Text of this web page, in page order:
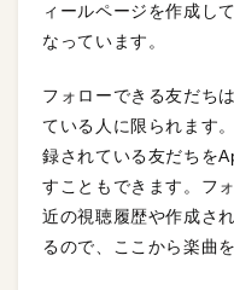
ィールページを作成し
なっています。
フォローできる友だち
ている人に限られます
録されている友だちを
すこともできます。フ
近の視聴履歴や作成さ
るので、ここから楽曲